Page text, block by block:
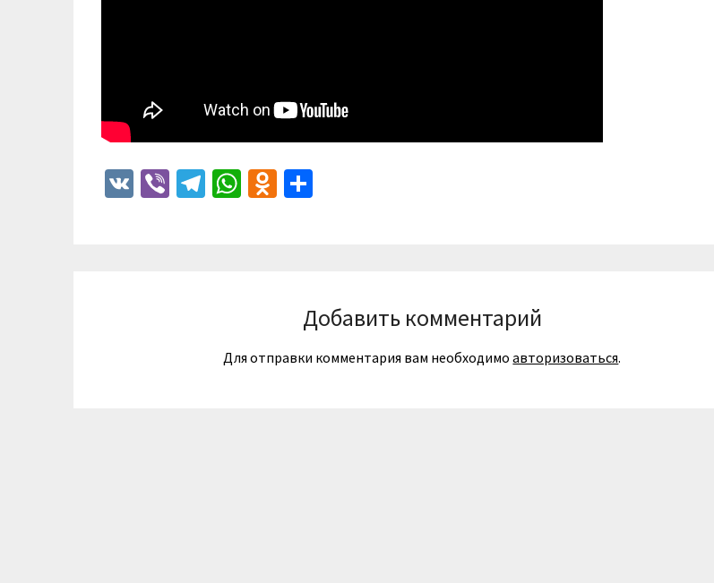
VK ViberTelegram
WhatsApp
Odnoklassniki
Добавить комментарий
Для отправки комментария вам необходимоавторизоваться.